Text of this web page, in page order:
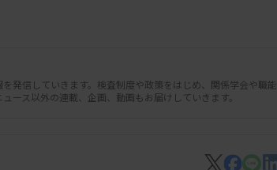
ち上げ、グローバルでの協
立製作所のヘルスケア事業
発信していきます。検査制度や政策をはじめ、関係学会や職能
ース以外の連載、企画、動画もお届けしていきます。